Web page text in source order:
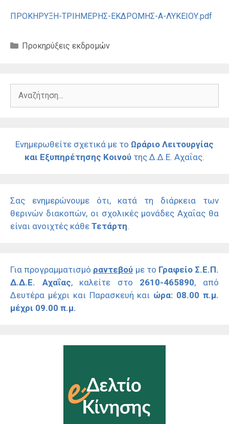
ΠΡΟΚΗΡΥΞΗ-ΤΡΙΗΜΕΡΗΣ-ΕΚΔΡΟΜΗΣ-Α-ΛΥΚΕΙΟΥ.pdf
Κατηγορίες
Προκηρύξεις εκδρομών
Αναζήτηση
Ενημερωθείτε σχετικά με το Ωράριο Λειτουργίας
και Εξυπηρέτησης Κοινού της Δ.Δ.Ε. Αχαΐας.
Σας ενημερώνουμε ότι, κατά τη διάρκεια των
θερινών διακοπών, οι σχολικές μονάδες Αχαΐας θα
είναι ανοιχτές κάθε Τετάρτη.
Για προγραμματισμό ραντεβού με το Γραφείο Σ.Ε.Π.
Δ.Δ.Ε. Αχαΐας, καλείτε στο 2610-465890, από
Δευτέρα μέχρι και Παρασκευή και ώρα: 08.00 π.μ.
μέχρι 09.00 π.μ.